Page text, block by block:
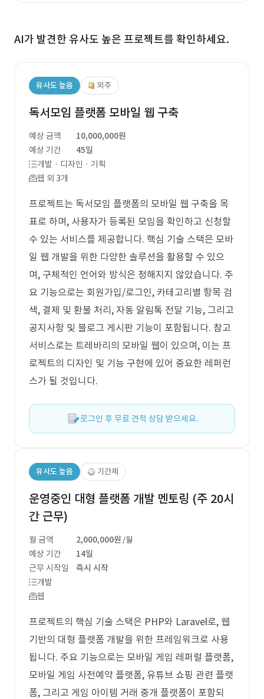
AI가 발견한 유사도 높은 프로젝트를 확인하세요.
유사도 높음 외주
독서모임 플랫폼 모바일 웹 구축
예상 금액
10,000,000원
예상 기간
45일
개발 · 디자인 · 기획
웹 외 3개
프로젝트는 독서모임 플랫폼의 모바일 웹 구축을 목
표로 하며, 사용자가 등록된 모임을 확인하고 신청할
수 있는 서비스를 제공합니다. 핵심 기술 스택은 모바
일 웹 개발을 위한 다양한 솔루션을 활용할 수 있으
며, 구체적인 언어와 방식은 정해지지 않았습니다. 주
요 기능으로는 회원가입/로그인, 카테고리별 항목 검
색, 결제 및 환불 처리, 자동 알림톡 전달 기능, 그리고
공지사항 및 블로그 게시판 기능이 포함됩니다. 참고
서비스로는 트레바리의 모바일 웹이 있으며, 이는 프
로젝트의 디자인 및 기능 구현에 있어 중요한 레퍼런
스가 될 것입니다.
로그인 후 무료 견적 상담 받으세요.
유사도 높음 기간제
운영중인 대형 플랫폼 개발 멘토링 (주 20시
간 근무)
월 금액 2,000,000원 /월
예상 기간
14일
근무 시작일
즉시 시작
개발
웹
프로젝트의 핵심 기술 스택은 PHP와 Laravel로, 웹
기반의 대형 플랫폼 개발을 위한 프레임워크로 사용
됩니다. 주요 기능으로는 모바일 게임 레퍼럴 플랫폼,
모바일 게임 사전예약 플랫폼, 유튜브 쇼핑 관련 플랫
폼, 그리고 게임 아이템 거래 중개 플랫폼이 포함되